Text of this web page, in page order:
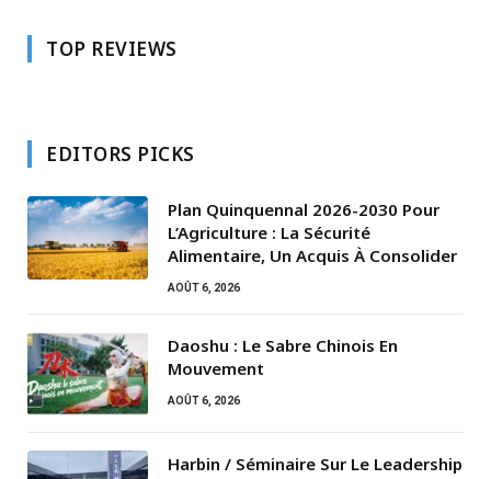
TOP REVIEWS
EDITORS PICKS
Plan Quinquennal 2026-2030 Pour
L’Agriculture : La Sécurité
Alimentaire, Un Acquis À Consolider
AOÛT 6, 2026
Daoshu : Le Sabre Chinois En
Mouvement
AOÛT 6, 2026
Harbin / Séminaire Sur Le Leadership